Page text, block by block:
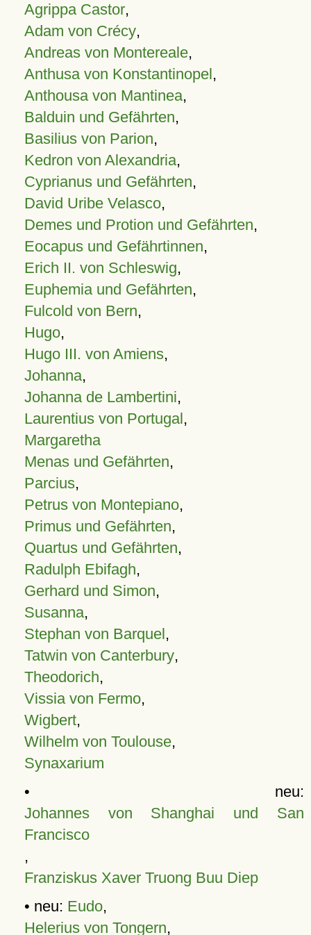
Agrippa Castor,
Adam von Crécy,
Andreas von Montereale,
Anthusa von Konstantinopel,
Anthousa von Mantinea,
Balduin und Gefährten,
Basilius von Parion,
Kedron von Alexandria,
Cyprianus und Gefährten,
David Uribe Velasco,
Demes und Protion und Gefährten,
Eocapus und Gefährtinnen,
Erich II. von Schleswig,
Euphemia und Gefährten,
Fulcold von Bern,
Hugo,
Hugo III. von Amiens,
Johanna,
Johanna de Lambertini,
Laurentius von Portugal,
Margaretha
Menas und Gefährten,
Parcius,
Petrus von Montepiano,
Primus und Gefährten,
Quartus und Gefährten,
Radulph Ebifagh,
Gerhard und Simon,
Susanna,
Stephan von Barquel,
Tatwin von Canterbury,
Theodorich,
Vissia von Fermo,
Wigbert,
Wilhelm von Toulouse,
Synaxarium
• neu:
Johannes von Shanghai und San
Francisco
,
Franziskus Xaver Truong Buu Diep
• neu: Eudo,
Helerius von Tongern,